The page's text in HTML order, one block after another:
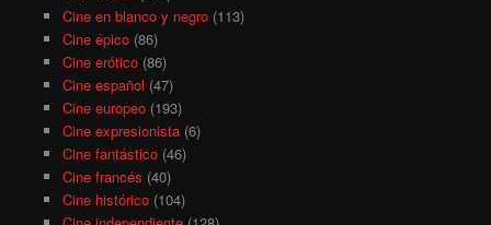
Cine en blanco y negro(113)
Cine épico(86)
Cine erótico(86)
Cine español (47)
Cine europeo(193)
Cine expresionista(6)
Cine fantástico(46)
Cine francés (40)
Cine histórico(104)